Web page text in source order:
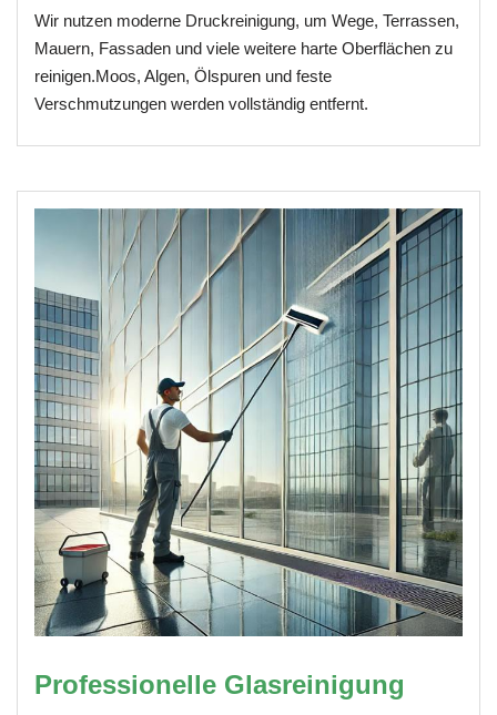
Wir nutzen moderne Druckreinigung, um Wege, Terrassen,
Mauern, Fassaden und viele weitere harte Oberflächen zu
reinigen.Moos, Algen, Ölspuren und feste
Verschmutzungen werden vollständig entfernt.
Professionelle Glasreinigung